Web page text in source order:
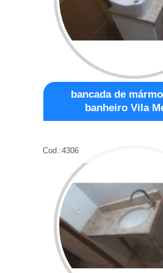
bancada de
banheiro Vila
Cod.:4306